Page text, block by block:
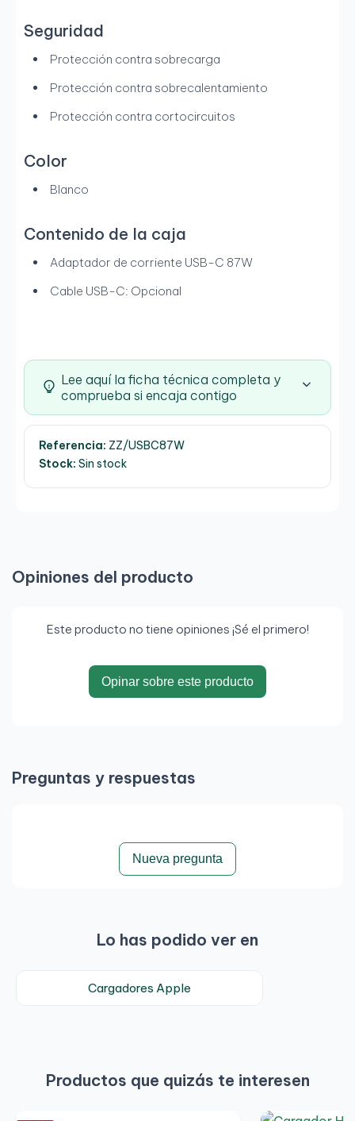
Seguridad
Protección contra sobrecarga
Protección contra sobrecalentamiento
Protección contra cortocircuitos
Color
Blanco
Contenido de la caja
Adaptador de corriente USB-C 87W
Cable USB-C: Opcional
Lee aquí la ficha técnica completa y
comprueba si encaja contigo
Referencia: ZZ/USBC87W
Stock: Sin stock
Opiniones del producto
Este producto no tiene opiniones ¡Sé el primero!
Opinar sobre este producto
Preguntas y respuestas
Nueva pregunta
Lo has podido ver en
Cargadores Apple
Productos que quizás te interesen